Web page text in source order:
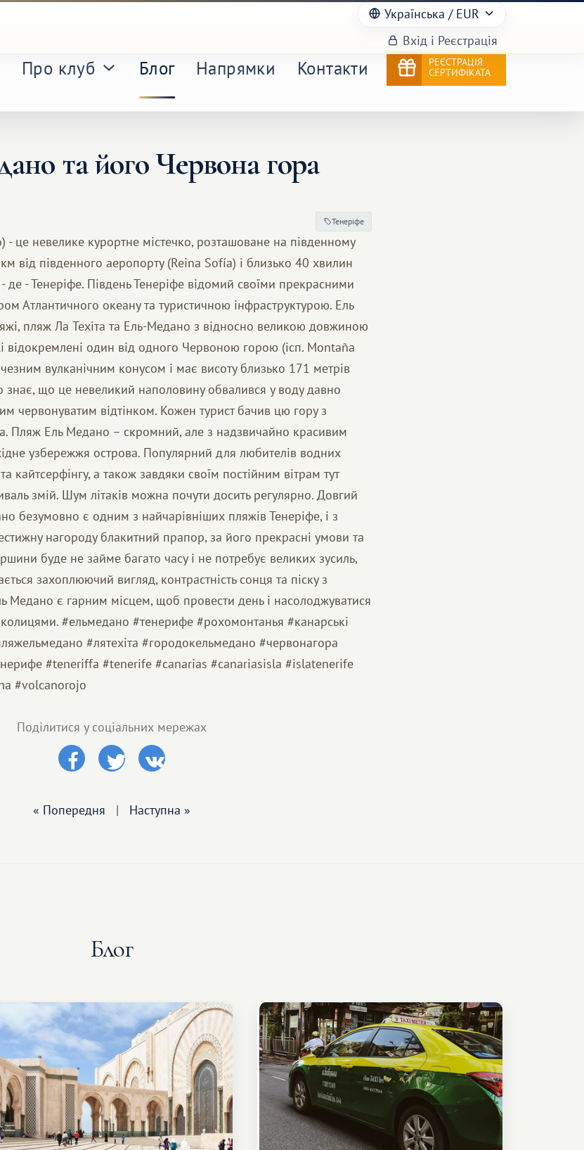
Українська / EUR
Вхід і Реєстрація
Про клуб Блог Напрямки Контакти
РЕЄСТРАЦІЯ
СЕРТИФІКАТА
та його Червона гора
Тенеріфе
- це невелике курортне містечко, розташоване на південному
від південного аеропорту (Reina Sofía) і близько 40 хвилин
- де - Тенеріфе. Південь Тенеріфе відомий своїми прекрасними
Атлантичного океану та туристичною інфраструктурою. Ель
пляж Ла Teхіта та Ель-Медано з відносно великою довжиною
відокремлені один від одного Червоною горою (ісп. Montaña
вулканічним конусом і має висоту близько 171 метрів
що це невеликий наполовину обвалився у воду давно
червонуватим відтінком. Кожен турист бачив цю гору з
Пляж Ель Медано – скромний, але з надзвичайно красивим
узбережжя острова. Популярний для любителів водних
кайтсерфінгу, а також завдяки своїм постійним вітрам тут
змій. Шум літаків можна почути досить регулярно. Довгий
безумовно є одним з найчарівніших пляжів Тенеріфе, і з
нагороду блакитний прапор, за його прекрасні умови та
буде не займе багато часу і не потребує великих зусиль,
захоплюючий вигляд, контрастність сонця та піску з
Медано є гарним місцем, щоб провести день і насолоджуватися
#ельмедано #тенерифе #рохомонтанья #канарські
#лятехіта #городокельмедано #червонагора
#teneriffa #tenerife #canarias #canariasisla #islatenerife
#volcanorojo
Поділитися у соціальних мережах
« Попередня | Наступна »
Блог